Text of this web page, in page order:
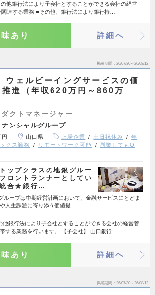
他銀行法により子会社とすることができる会社の経営
連する業務 ■その他、銀行法により銀行持…
あり 詳細へ
掲載期間 26/07/30～26/08/12
ウェルビーイングサービスの価
推進（年収620万円～860万
クトマネージャー
ンシャルグループ
円 山口県 上場企業 土日祝休み
年
クス勤務 リモートワーク可能
副業してもO
ップクラスの地銀グルー
ロントランナーとしてい
統合★銀行…
ループは中期経営計画において、金融サービスにとどま
人生課題に寄り添う価値提…
他銀行法により子会社とすることができる会社の経営管
する業務を行います。 【子会社】 山口銀行…
あり 詳細へ
掲載期間 26/07/30～26/08/12